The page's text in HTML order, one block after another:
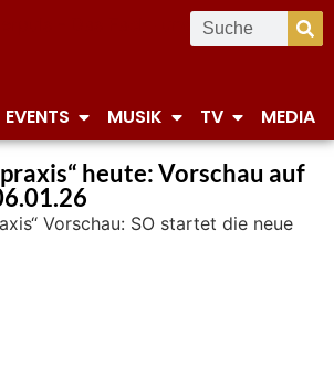
EVENTS MUSIK TV MEDIA
heute: Vorschau auf